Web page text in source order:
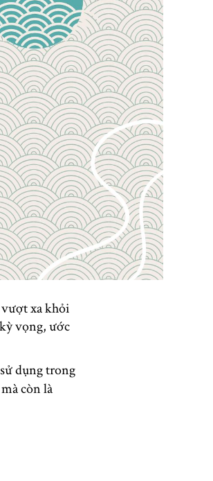
vượt xa khỏi
vọng, ước
dụng trong
còn là